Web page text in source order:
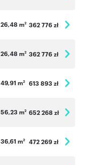
26,48 m2 362 776 zł
26,48 m2 362 776 zł
49,91 m2 613 893 zł
56,23 m2 652 268 zł
36,61 m2 472 269 zł